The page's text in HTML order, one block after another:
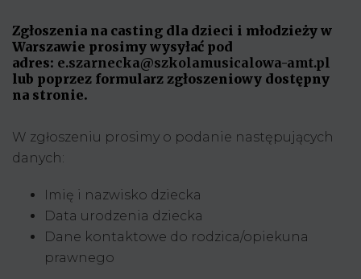
Zgłoszenia na casting dla dzieci i młodzieży w
Warszawie prosimy wysyłać pod
adres: e.szarnecka@szkolamusicalowa-amt.pl
lub poprzez formularz zgłoszeniowy dostępny
na stronie.
W zgłoszeniu prosimy o podanie następujących
danych:
Imię i nazwisko dziecka
Data urodzenia dziecka
Dane kontaktowe do rodzica/opiekuna
prawnego